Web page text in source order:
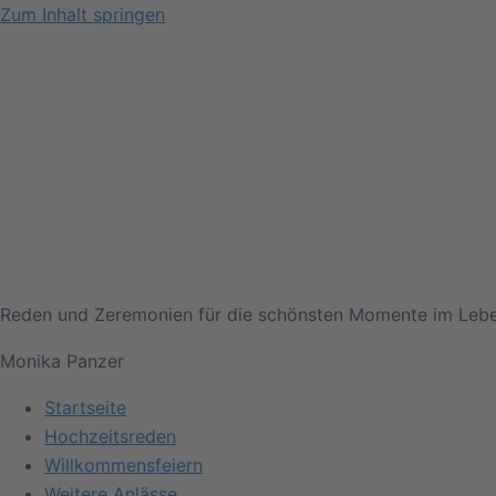
Zum Inhalt springen
Reden und Zeremonien für die schönsten Momente im
Monika Panzer
Startseite
Hochzeitsreden
Willkommensfeiern